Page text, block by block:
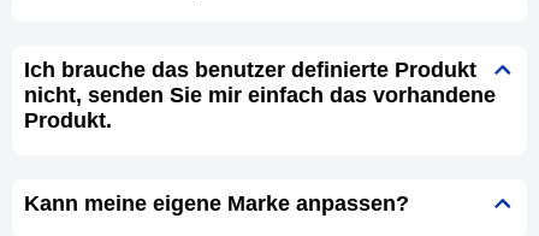
Ich brauche das benutzer definierte Produkt
nicht, senden Sie mir einfach das vorhandene
Produkt.
Kann meine eigene Marke anpassen?